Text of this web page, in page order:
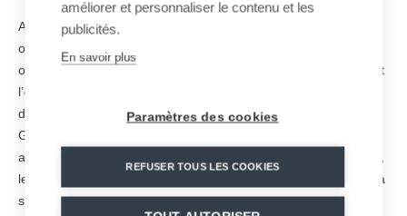
Afin de garantir une offre de glisse sur les domaines skiables
ouverts ou sur les espaces nordiques, les équipes MND SNOW
ont assuré les mises en service, la maintenance, la formation et
l’optimisation d’installations de neige de culture. Aux côtés des
domaines de La Rosière, Chamrousse, Lans en Vercors, Le
Grand Bornand et Valmeinier mais aussi des stations
autrichiennes de Katschberg Bergbahnen, Zell am Ziller et Fiss,
les solutions d’enneigement de MND SNOW ont accompagné la
saison hivernale.
améliorer et personnaliser le contenu et les
publicités.
En savoir plus
Paramètres des cookies
REFUSER TOUS LES COOKIES